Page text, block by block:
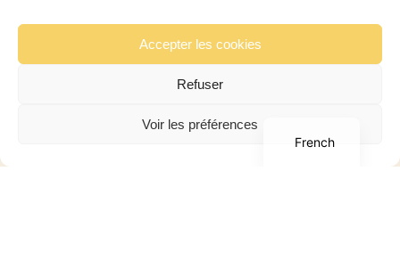
Accepter les cookies
Refuser
Voir les préférences
Pour les Cobayes
Galerie
French